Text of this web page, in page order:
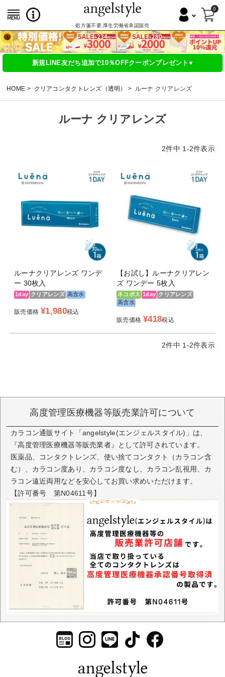
処方箋不要,厚生労働省承認販売
0
新規LINE友だち追加で10％OFFクーポンプレゼント♥
HOME クリアコンタクトレンズ（透明） ルーナ クリアレンズ
ルーナ クリアレンズ
2件中 1-2件表示
ルーナクリアレンズ ワンデ
ー 30枚入
1day クリアレンズ 高含水
販売価格 ¥1,980税込
【お試し】ルーナクリアレン
ズ ワンデー 5枚入
ネコポス 1day クリアレンズ
高含水
販売価格 ¥418税込
2件中 1-2件表示
高度管理医療機器等販売業許可について
カラコン通販サイト「angelstyle(エンジェルスタイル)」は、
『高度管理医療機器等販売業者』として許可されています。
医薬品、コンタクトレンズ、使い捨てコンタクト（カラコン含
む）、カラコン度あり、カラコン度なし、カラコン乱視用、カ
ラコン遠近両用などを安心してお買い求めいただけます。
【許可番号 第N04611号】